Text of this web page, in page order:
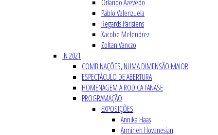
Orlando Azevedo
Pablo Valenzuela
Regards Parisiens
Xacobe Melendrez
Zoltan Vanczo
iN 2021
COMBINAÇÕES, NUMA DIMENSÃO MAIOR
ESPECTÁCULO DE ABERTURA
HOMENAGEM A RODICA TANASE
PROGRAMAÇÃO
EXPOSIÇÕES
Annika Haas
Armineh Hovanesian